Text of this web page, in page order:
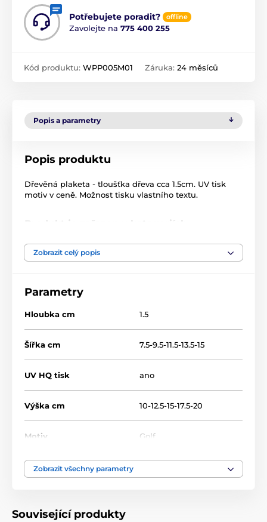
Potřebujete poradit? offline
Zavolejte na 775 400 255
Kód produktu: WPP005M01 Záruka: 24 měsíců
Popis a parametry
Popis produktu
Dřevěná plaketa - tloušťka dřeva cca 1.5cm. UV tisk
motiv v ceně. Možnost tisku vlastního textu.
Produkt je zařazen v kategoriích
Golf Dřevěné plakety
Zobrazit celý popis
Parametry
Hloubka cm 1.5
Šířka cm 7.5-9.5-11.5-13.5-15
UV HQ tisk ano
Výška cm 10-12.5-15-17.5-20
Motiv Golf
Typ ocenění
Zobrazit všechny parametry
Související produkty